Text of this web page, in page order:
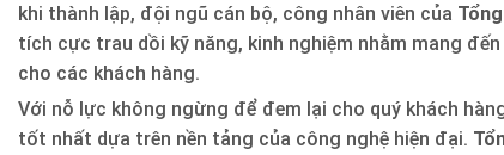
khi thành lập, đội ngũ cán bộ, công nhân viên của
tích cực trau dồi kỹ năng, kinh nghiệm nhằm mang
cho các khách hàng.
Với nỗ lực không ngừng để đem lại cho quý khách
tốt nhất dựa trên nền tảng của công nghệ hiện đại.